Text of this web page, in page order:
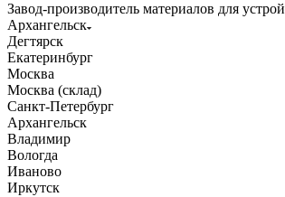
Завод-производитель материалов для
Архангельск
Дегтярск
Екатеринбург
Москва
Москва (склад)
Санкт-Петербург
Архангельск
Владимир
Вологда
Иваново
Иркутск